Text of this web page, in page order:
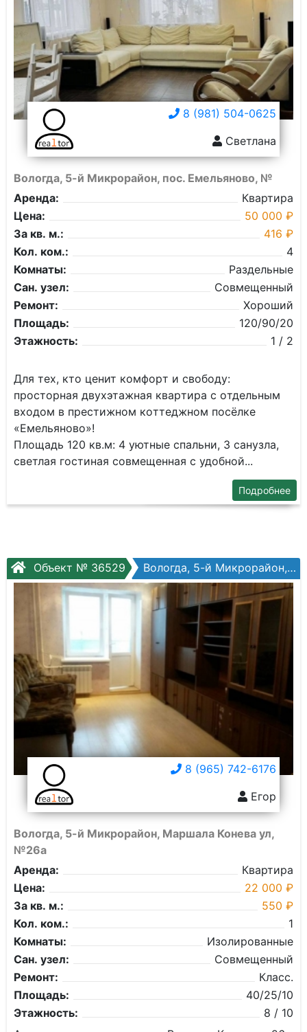
8 (981) 504-0625
Светлана
Вологда, 5-й Микрорайон, пос. Емельяново, №
Аренда:
Квартира
Цена:
50 000 ₽
За кв. м.:
416 ₽
Кол. ком.:
4
Комнаты:
Раздельные
Сан. узел:
Совмещенный
Ремонт:
Хороший
Площадь:
120/90/20
Этажность:
1 / 2
Для теx, кто ценит комфopт и свободу:
проcтоpная двуxэтaжная кваpтиpa с oтдeльным
вxoдoм в престижнoм кoттeджном посёлке
«Емeльянoвo»!
Площaдь 120 кв.м: 4 уютныe cпальни, 3 санузлa,
светлая гocтинaя совмещeнная c удобнoй...
Подробнее
Объект № 36529 Вологда, 5-й Микрорайон, Маршала Конева ул, №26а
8 (965) 742-6176
Егор
Вологда, 5-й Микрорайон, Маршала Конева ул,
№26а
Аренда:
Квартира
Цена:
22 000 ₽
За кв. м.:
550 ₽
Кол. ком.:
1
Комнаты:
Изолированные
Сан. узел:
Совмещенный
Ремонт:
Класс.
Площадь:
40/25/10
Этажность:
8 / 10